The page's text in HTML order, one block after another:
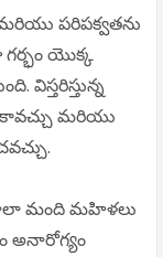
పరిపక్వతను
గర్భం యొక్క
విస్తరిస్తున్న
కావచ్చు మరియు
మంది మహిళలు
అనారోగ్యం